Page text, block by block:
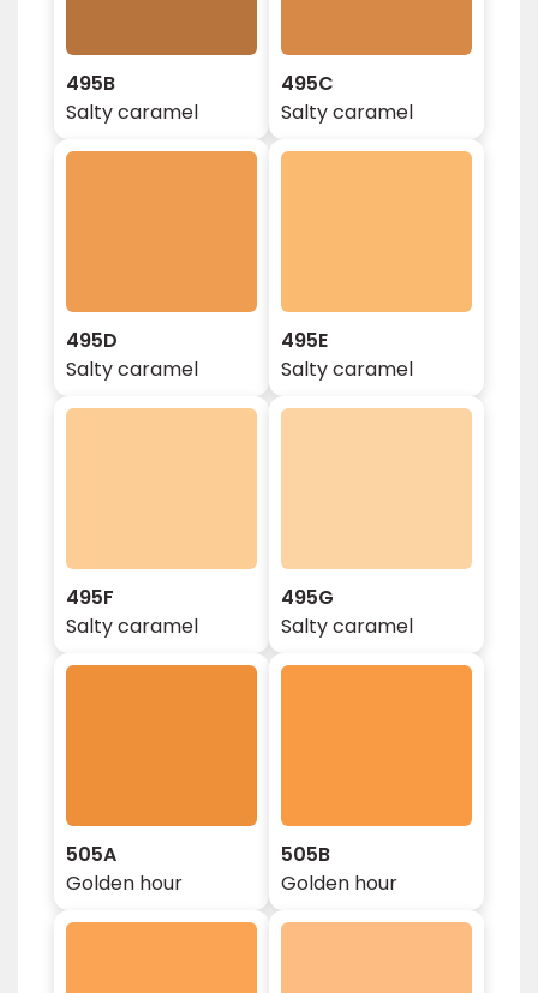
495B
Salty caramel
495C
Salty caramel
495D
Salty caramel
495E
Salty caramel
495F
Salty caramel
495G
Salty caramel
505A
Golden hour
505B
Golden hour